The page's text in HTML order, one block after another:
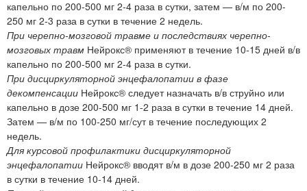
капельно по 200-500 мг 2-4 раза в сутки, затем — в/м по 200-
250 мг 2-3 раза в сутки в течение 2 недель.
При черепно-мозговой травме и последствиях черепно-
мозговых травм Нейрокс® применяют в течение 10-15 дней в/в
капельно по 200-500 мг 2-4 раза в сутки.
При дисциркуляторной энцефалопатии в фазе
декомпенсации Нейрокс® следует назначать в/в струйно или
капельно в дозе 200-500 мг 1-2 раза в сутки в течение 14 дней.
Затем — в/м по 100-250 мг/сут в течение последующих 2
недель.
Для курсовой профилактики дисциркуляторной
энцефалопатии Нейрокс® вводят в/м в дозе 200-250 мг 2 раза
в сутки в течение 10-14 дней.